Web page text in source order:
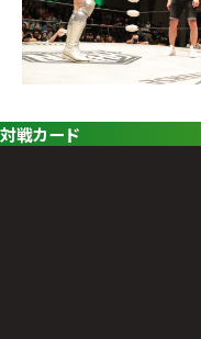
対戦カード